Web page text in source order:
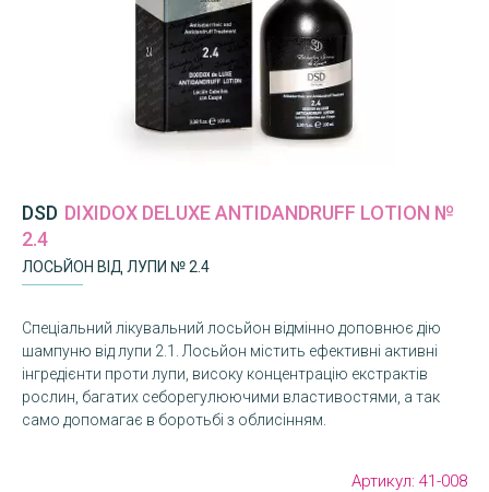
DSD DIXIDOX DELUXE ANTIDANDRUFF LOTION №
2.4
ЛОСЬЙОН ВІД ЛУПИ № 2.4
Спеціальний лікувальний лосьйон відмінно доповнює дію
шампуню від лупи 2.1. Лосьйон містить ефективні активні
інгредієнти проти лупи, високу концентрацію екстрактів
рослин, багатих себорегулюючими властивостями, а так
само допомагає в боротьбі з облисінням.
Артикул: 41-008